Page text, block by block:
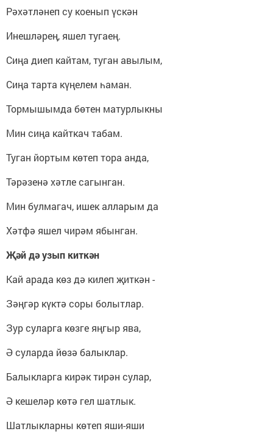
Рәхәтләнеп су коенып үскән
Инешләрең, яшел тугаең.
Сиңа диеп кайтам, туган авылым,
Сиңа тарта күңелем һаман.
Тормышымда бөтен матурлыкны
Мин сиңа кайткач табам.
Туган йортым көтеп тора анда,
Тәрәзенә хәтле сагынган.
Мин булмагач, ишек алларым да
Хәтфә яшел чирәм ябынган.
Җәй дә узып киткән
Кай арада көз дә килеп җиткән -
Зәңгәр күктә соры болытлар.
Зур суларга көзге яңгыр ява,
Ә суларда йөзә балыклар.
Балыкларга кирәк тирән сулар,
Ә кешеләр көтә гел шатлык.
Шатлыкларны көтеп яши-яши